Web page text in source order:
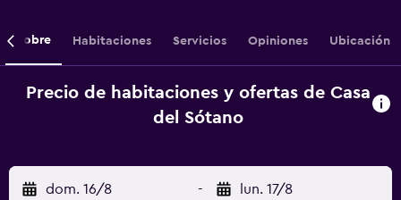
Sobre Habitaciones Servicios Opiniones Ubicación
Precio de habitaciones y ofertas de Casa
del Sótano
dom. 16/8 - lun. 17/8